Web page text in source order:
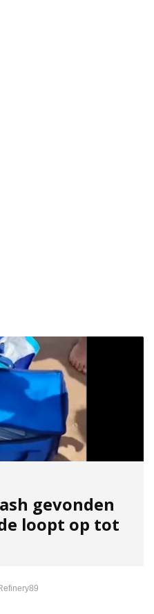
gevonden
loopt op tot